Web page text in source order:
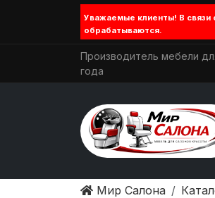
Уважаемые клиенты! В связи
обрабатываются.
Производитель мебели
года
Мир Салона